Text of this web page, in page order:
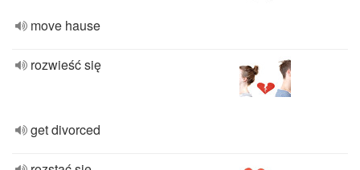
move hause
rozwieść się
get divorced